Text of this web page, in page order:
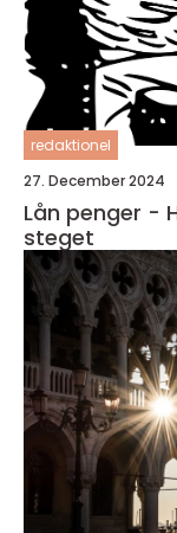
redaktionel
27. December 2024
Lån penger -
steget